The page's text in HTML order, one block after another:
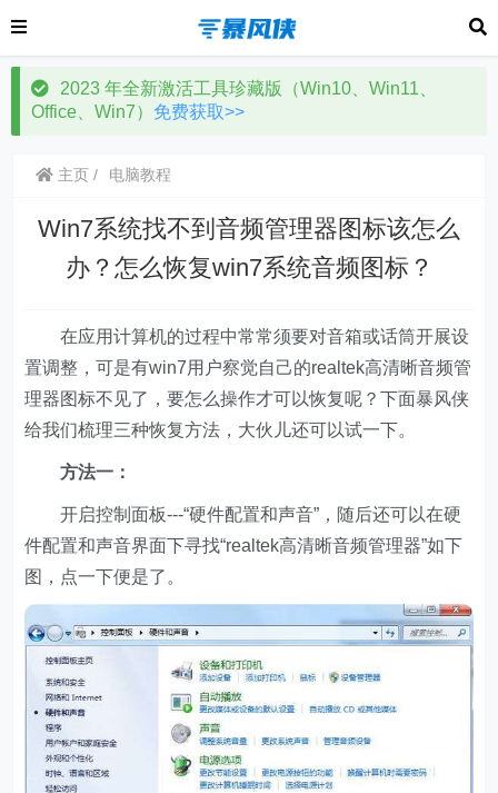
2023 年全新激活工具珍藏版（Win10、Win11、
Office、Win7） 免费获取>>
主页 电脑教程
Win7系统找不到音频管理器图标该怎么
办？怎么恢复win7系统音频图标？
在应用计算机的过程中常常须要对音箱或话筒开展设
置调整，可是有win7用户察觉自己的realtek高清晰音频管
理器图标不见了，要怎么操作才可以恢复呢？下面暴风侠
给我们梳理三种恢复方法，大伙儿还可以试一下。
方法一：
开启控制面板---“硬件配置和声音”，随后还可以在硬
件配置和声音界面下寻找“realtek高清晰音频管理器”如下
图，点一下便是了。